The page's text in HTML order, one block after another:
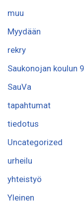
muu
Myydään
rekry
Saukonojan koulun
SauVa
tapahtumat
tiedotus
Uncategorized
urheilu
yhteistyö
Yleinen